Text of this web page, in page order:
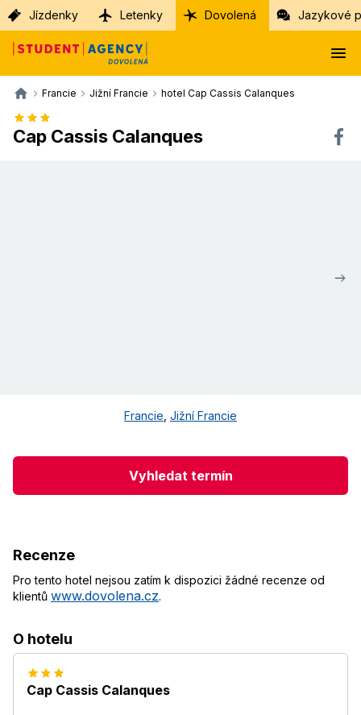
Jízdenky Letenky Dovolená Jazykové
Francie Jižní Francie hotel Cap Cassis Calanques
Cap Cassis Calanques
Francie Jižní Francie
Vyhledat termín
Recenze
Pro tento hotel nejsou zatím k dispozici žádné recenze od
klientů www.dovolena.cz.
O hotelu
Cap Cassis Calanques